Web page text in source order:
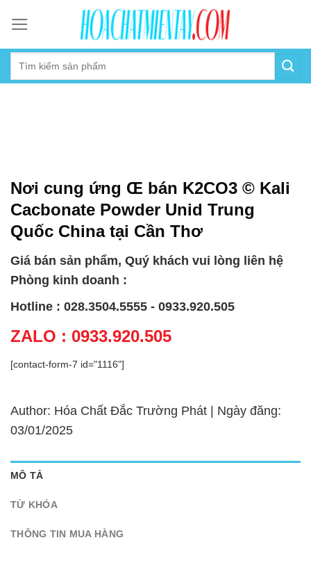
content
Nơi cung ứng Œ bán K2CO3 © Kali
Cacbonate Powder Unid Trung
Quốc China tại Cần Thơ
Giá bán sản phẩm, Quý khách vui lòng liên hệ
Phòng kinh doanh :
Hotline : 028.3504.5555 - 0933.920.505
ZALO : 0933.920.505
[contact-form-7 id="1116"]
Author: Hóa Chất Đắc Trường Phát | Ngày đăng:
03/01/2025
MÔ TẢ
TỪ KHÓA
THÔNG TIN MUA HÀNG